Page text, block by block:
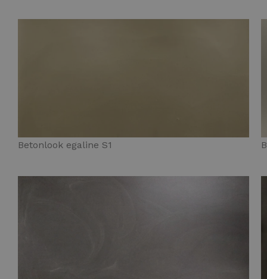
Betonlook egaline S1